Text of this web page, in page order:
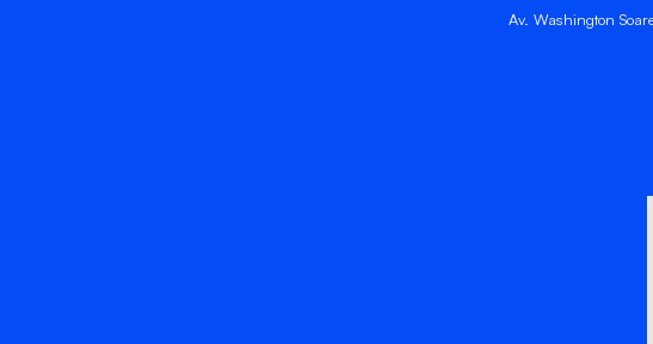
Av. Washington